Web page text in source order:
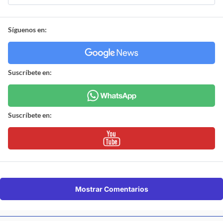
Síguenos en:
Suscríbete en:
Suscríbete en:
Mostrar Comentarios